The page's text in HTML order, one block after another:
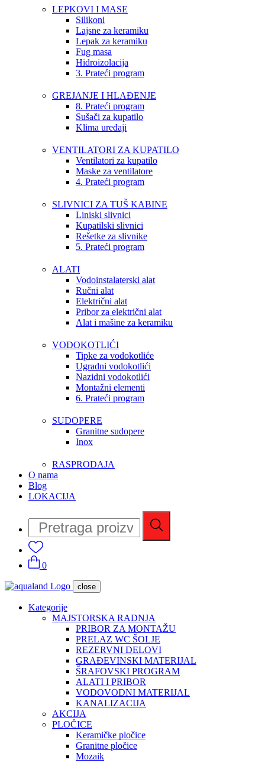
LEPKOVI I MASE
Silikoni
Lajsne za keramiku
Lepak za keramiku
Fug masa
Hidroizolacija
3. Prateći program
GREJANJE I HLAĐENJE
8. Prateći program
Sušači za kupatilo
Klima uređaji
VENTILATORI ZA KUPATILO
Ventilatori za kupatilo
Maske za ventilatore
4. Prateći program
SLIVNICI ZA TUŠ KABINE
Liniski slivnici
Kupatilski slivnici
Rešetke za slivnike
5. Prateći program
ALATI
Vodoinstalaterski alat
Ručni alat
Električni alat
Pribor za električni alat
Alat i mašine za keramiku
VODOKOTLIĆI
Tipke za vodokotliće
Ugradni vodokotlići
Nazidni vodokotlići
Montažni elementi
6. Prateći program
SUDOPERE
Granitne sudopere
Inox
RASPRODAJA
O nama
Blog
LOKACIJA
0
close
Kategorije
MAJSTORSKA RADNJA
PRIBOR ZA MONTAŽU
PRELAZ WC ŠOLJE
REZERVNI DELOVI
GRAĐEVINSKI MATERIJAL
ŠRAFOVSKI PROGRAM
ALATI I PRIBOR
VODOVODNI MATERIJAL
KANALIZACIJA
AKCIJA
PLOČICE
Keramičke pločice
Granitne pločice
Mozaik